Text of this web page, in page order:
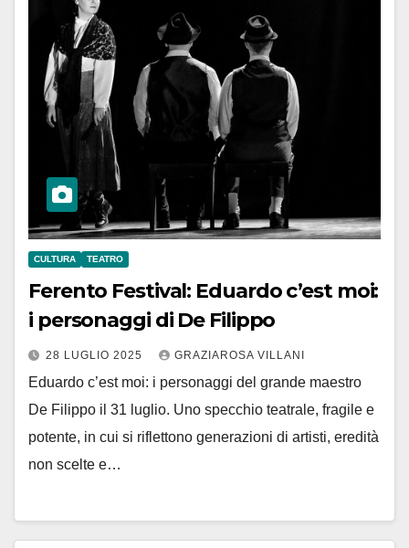
CULTURA TEATRO
Ferento Festival: Eduardo c’est moi:
i personaggi di De Filippo
28 LUGLIO 2025 GRAZIAROSA VILLANI
Eduardo c’est moi: i personaggi del grande maestro
De Filippo il 31 luglio. Uno specchio teatrale, fragile e
potente, in cui si riflettono generazioni di artisti, eredità
non scelte e…